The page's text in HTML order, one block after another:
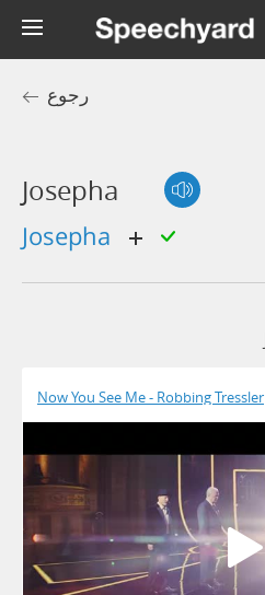
رجوع
Josepha
josepha
Now You See Me - Robbing Tressler